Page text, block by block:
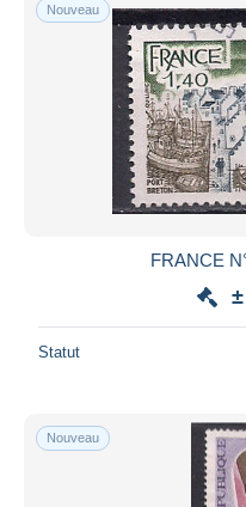
Nouveau
FRANCE
Statut
Nouveau